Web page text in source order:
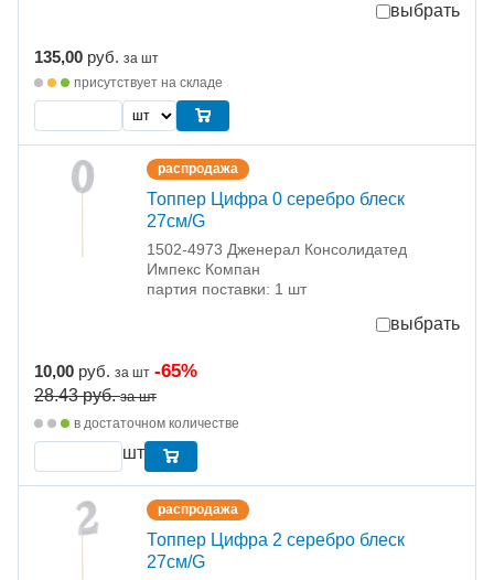
выбрать
135,00 руб. за шт
присутствует на складе
распродажа
Топпер Цифра 0 серебро блеск
27см/G
1502-4973 Дженерал Консолидатед
Импекс Компан
партия поставки: 1 шт
выбрать
10,00 руб. за шт -65%
28.43руб. за шт
в достаточном количестве
шт
распродажа
Топпер Цифра 2 серебро блеск
27см/G